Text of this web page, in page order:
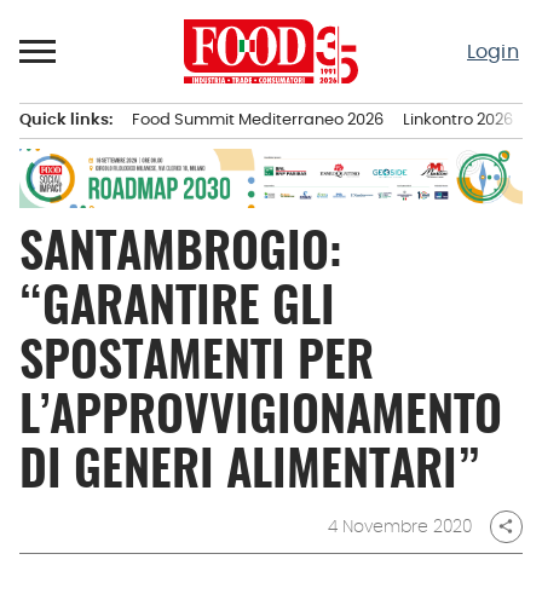
al
Login
principale
Quick links: Food Summit Mediterraneo 2026 Linkontro 2026
SANTAMBROGIO:
“GARANTIRE GLI
SPOSTAMENTI PER
L’APPROVVIGIONAMENTO
DI GENERI ALIMENTARI”
4 Novembre 2020 share